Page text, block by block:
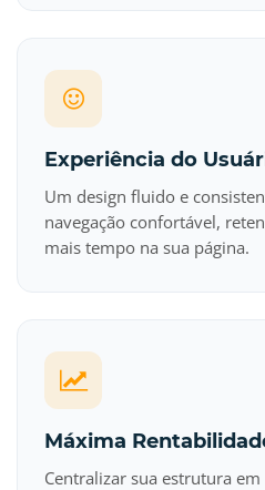
Experiência do
Um design fluido e
navegação confortável,
mais tempo na sua página.
Máxima
Centralizar sua estrutura